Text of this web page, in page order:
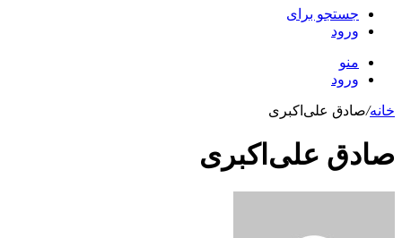
جستجو برای
ورود
منو
ورود
خانه/صادق علی‌اکبری
صادق علی‌اکبری